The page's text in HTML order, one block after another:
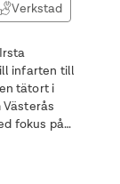
Verkstad
infarten till
tätort i
fokus på